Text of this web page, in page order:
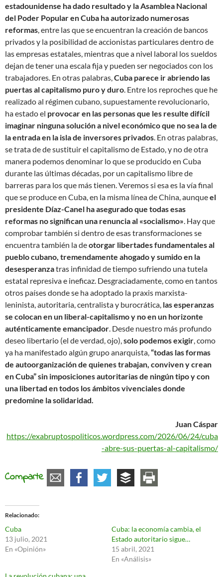
estadounidense ha dado resultado y la Asamblea Nacional
del Poder Popular en Cuba ha autorizado numerosas
reformas, entre las que se encuentran la creación de bancos
privados y la posibilidad de accionistas particulares dentro de
las empresas estatales, mientras que a nivel laboral los sueldos
dejan de tener una escala fija y pueden ser negociados con los
trabajadores. En otras palabras,Cuba parece ir abriendo las
puertas al capitalismo puro y duro. Entre los reproches que he
realizado al régimen cubano, supuestamente revolucionario,
ha estado el provocar en las personas que les resulte difícil
imaginar ninguna solución a nivel económico que no sea la de
la entrada en la isla de inversores privados. En otras palabras,
se trata de de sustituir el capitalismo de Estado, y no de otra
manera podemos denominar lo que se producido en Cuba
durante las últimas décadas, por un capitalismo libre de
barreras para los que más tienen. Veremos si esa es la vía final
que se produce en Cuba, en la misma línea de China, aunqueel
presidente Díaz-Canel ha asegurado que todas esas
reformas no significan una renuncia al «socialismo». Hay que
comprobar también si dentro de esas transformaciones se
encuentra también la deotorgar libertades fundamentales al
pueblo cubano, tremendamente ahogado y sumido en la
desesperanzatras infinidad de tiempo sufriendo una tutela
estatal represiva e ineficaz. Desgraciadamente, como en tantos
otros países donde se ha adoptado la praxis marxista-
leninista, autoritaria, centralista y burocrática, las esperanzas
se colocan en un liberal-capitalismo y no en un horizonte
auténticamente emancipador. Desde nuestro más profundo
deseo libertario (el de verdad, ojo),solo podemos exigir, como
ya ha manifestado algún grupo anarquista,“todas las formas
de autoorganización de quienes trabajan, conviven y crean
en Cuba” sin imposiciones autoritarias de ningún tipo y con
una libertad en todos los ámbitos vivenciales donde
predomine la solidaridad.
Juan Cáspar
https://exabruptospoliticos.wordpress.com/2026/06/24/cuba
-abre-sus-puertas-al-capitalismo/
Comparte
Relacionado
Cuba
13 julio, 2021
En «Opinión»
Cuba: la economía cambia, el
Estado autoritario sigue…
15 abril, 2021
En «Análisis»